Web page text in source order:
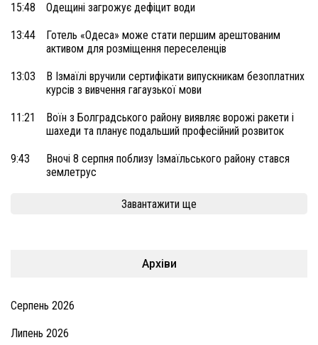
15:48 Одещині загрожує дефіцит води
13:44
Готель «Одеса» може стати першим арештованим
активом для розміщення переселенців
13:03
В Ізмаїлі вручили сертифікати випускникам безоплатних
курсів з вивчення гагаузької мови
11:21
Воїн з Болградського району виявляє ворожі ракети і
шахеди та планує подальший професійний розвиток
9:43
Вночі 8 серпня поблизу Ізмаїльського району стався
землетрус
Завантажити ще
Архіви
Серпень 2026
Липень 2026